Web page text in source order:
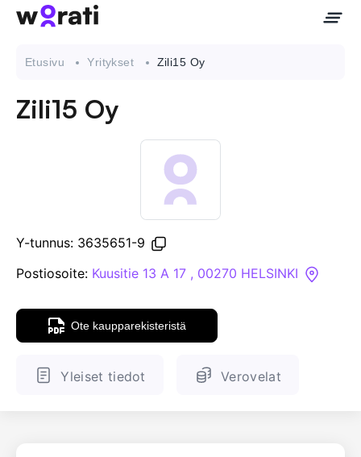
API
Pakotehaku
Etusivu Yritykset Zili15 Oy
Zili15 Oy
Y-tunnus: 3635651-9
Postiosoite: Kuusitie 13 A 17 , 00270 HELSINKI
Ote kaupparekisteristä
Yleiset tiedot Verovelat